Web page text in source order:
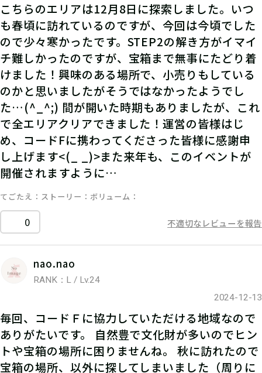
こちらのエリアは12月8日に探索しました。いつ
も春頃に訪れているのですが、今回は今頃でした
ので少々寒かったです。STEP2の解き方がイマイ
チ難しかったのですが、宝箱まで無事にたどり着
けました！興味のある場所で、小売りもしている
のかと思いましたがそうではなかったようでし
た…(^_^;) 間が開いた時期もありましたが、これ
で全エリアクリアできました！運営の皆様はじ
め、コードFに携わってくださった皆様に感謝申
し上げます<(_ _)>また来年も、このイベントが
開催されますように…
てごたえ ストーリー ボリューム
0 不適切なレビューを報告
nao.nao
RANK：L / Lv.24
2024-12-13
毎回、コードＦに協力していただける地域なので
ありがたいです。 自然豊で文化財が多いのでヒン
トや宝箱の場所に困りませんね。 秋に訪れたので
宝箱の場所、以外に探してしまいました（周りに